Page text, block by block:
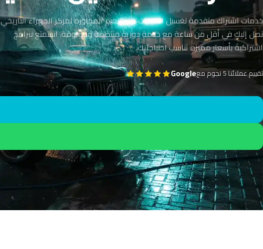
خدمات اشتراك متقدمة لغسيل السيارات في النعيم المجاورة لمركز الجهراء
نصل إليك في أقل من ساعة مع خدمة دورية منتظمة وموثوقة. استمتع ببرامج
اشتراكية بأسعار مميزة تناسب احتياجاتك.
تقييم عملائنا 5 نجوم مع Google